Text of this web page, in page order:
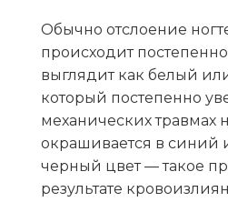
Обычно отслоение
происходит
выглядит как белый
который постепенно
механических травмах
окрашивается в синий
черный цвет — такое
результате